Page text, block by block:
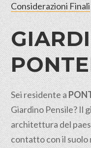
Considerazioni Finali
Sei residente a
Giardino Pensile? Il
architettura del
contatto con il suolo